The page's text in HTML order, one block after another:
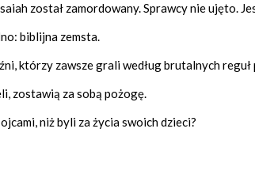
został zamordowany. Sprawcy nie ujęto.
biblijna zemsta.
którzy zawsze grali według brutalnych
zostawią za sobą pożogę.
niż byli za życia swoich dzieci?